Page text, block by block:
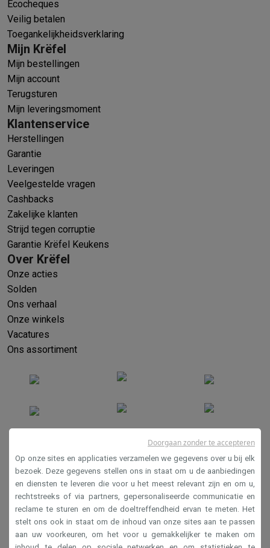
Ecocheques
Veilig betalen
Toegankelijkheidsverklaring
Mijn Krëfel
Mijn bestellingen
Mijn account
Terugsturen
Mijn leveringsmoment
Klantenservice
Herstellingen
Garantie
Leveringen
Veelgestelde vragen
Cashbacks
Zakelijke klanten
Strijd tegen corruptie
Garantie Krëfel Keukens
Over Krëfel
Onze acties
Solden
Ons verhaal
Onze winkels
Vacatures
Ons assortiment
Verkoopsvoorwaarden
Privacy
Disclaimer
Cookies
Op onze sites en applicaties verzamelen we gegevens over u bij elk
bezoek. Deze gegevens stellen ons in staat om u de aanbiedingen
en diensten te leveren die voor u het meest relevant zijn en om u,
rechtstreeks of via partners, gepersonaliseerde communicatie en
reclame te sturen en om de doeltreffendheid ervan te meten. Het
stelt ons ook in staat om de inhoud van onze sites aan te passen
aan uw voorkeuren, om het voor u gemakkelijker te maken om
Doorgaan zonder te accepteren